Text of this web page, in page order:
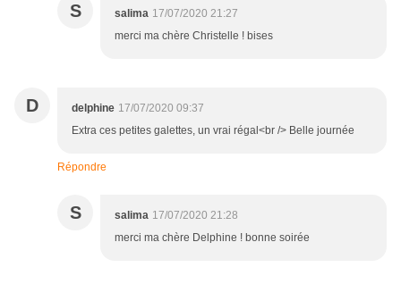
S salima 17/07/2020 21:27
merci ma chère Christelle ! bises
D delphine 17/07/2020 09:37
Extra ces petites galettes, un vrai régal<br /> Belle journée
Répondre
S salima 17/07/2020 21:28
merci ma chère Delphine ! bonne soirée